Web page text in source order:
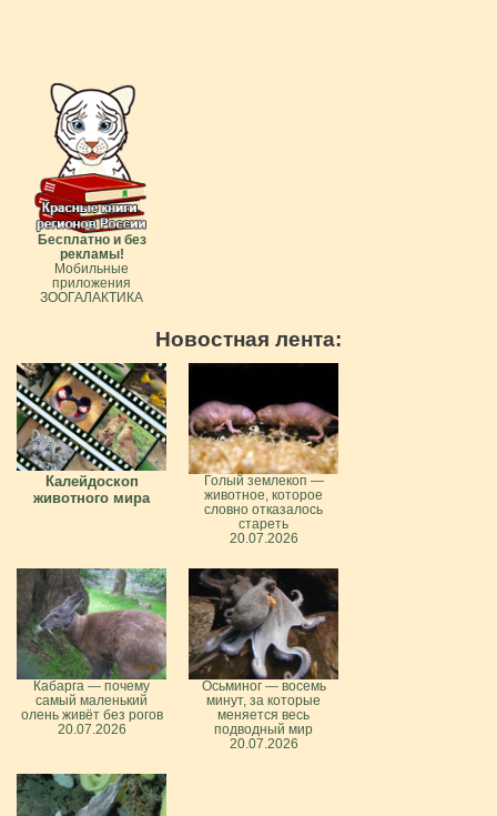
Бесплатно и без
рекламы!
Мобильные
приложения
ЗООГАЛАКТИКА
Новостная лента:
Калейдоскоп
животного мира
Голый землекоп —
животное, которое
словно отказалось
стареть
20.07.2026
Кабарга — почему
самый маленький
олень живёт без рогов
20.07.2026
Осьминог — восемь
минут, за которые
меняется весь
подводный мир
20.07.2026